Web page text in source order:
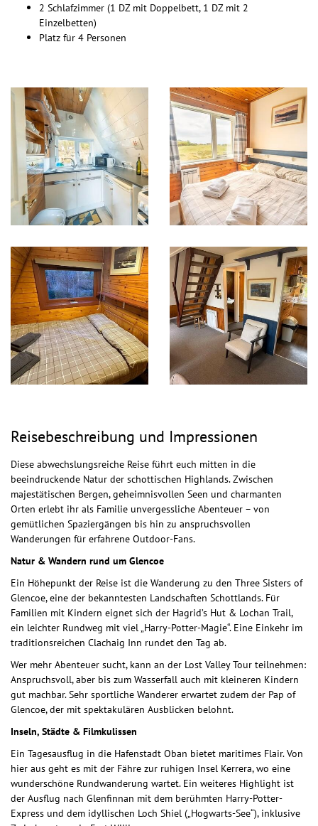
2 Schlafzimmer (1 DZ mit Doppelbett, 1 DZ mit 2
Einzelbetten)
Platz für 4 Personen
Reisebeschreibung und Impressionen
Diese abwechslungsreiche Reise führt euch mitten in die
beeindruckende Natur der schottischen Highlands. Zwischen
majestätischen Bergen, geheimnisvollen Seen und charmanten
Orten erlebt ihr als Familie unvergessliche Abenteuer – von
gemütlichen Spaziergängen bis hin zu anspruchsvollen
Wanderungen für erfahrene Outdoor-Fans.
Natur & Wandern rund um Glencoe
Ein Höhepunkt der Reise ist die Wanderung zu den Three Sisters of
Glencoe, eine der bekanntesten Landschaften Schottlands. Für
Familien mit Kindern eignet sich der Hagrid’s Hut & Lochan Trail,
ein leichter Rundweg mit viel „Harry-Potter-Magie“. Eine Einkehr im
traditionsreichen Clachaig Inn rundet den Tag ab.
Wer mehr Abenteuer sucht, kann an der Lost Valley Tour teilnehmen:
Anspruchsvoll, aber bis zum Wasserfall auch mit kleineren Kindern
gut machbar. Sehr sportliche Wanderer erwartet zudem der Pap of
Glencoe, der mit spektakulären Ausblicken belohnt.
Inseln, Städte & Filmkulissen
Ein Tagesausflug in die Hafenstadt Oban bietet maritimes Flair. Von
hier aus geht es mit der Fähre zur ruhigen Insel Kerrera, wo eine
wunderschöne Rundwanderung wartet. Ein weiteres Highlight ist
der Ausflug nach Glenfinnan mit dem berühmten Harry-Potter-
Express und dem idyllischen Loch Shiel („Hogwarts-See“), inklusive